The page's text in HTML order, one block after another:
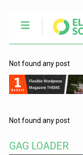
Not found any post
Not found any post
GAG LOADER